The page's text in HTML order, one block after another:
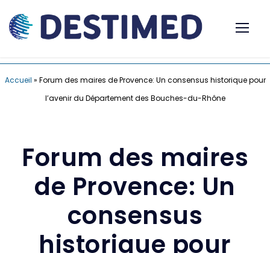
Accueil » Forum des maires de Provence: Un consensus historique pour
l’avenir du Département des Bouches-du-Rhône
Forum des maires
de Provence: Un
consensus
historique pour